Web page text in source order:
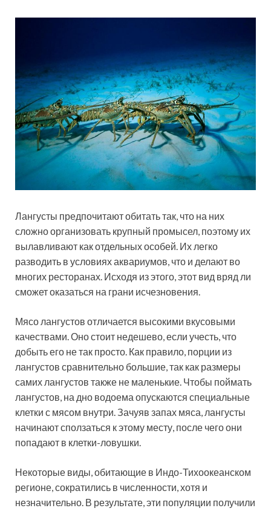
Лангусты предпочитают обитать так, что на них
сложно организовать крупный промысел, поэтому их
вылавливают как отдельных особей. Их легко
разводить в условиях аквариумов, что и делают во
многих ресторанах. Исходя из этого, этот вид вряд ли
сможет оказаться на грани исчезновения.
Мясо лангустов отличается высокими вкусовыми
качествами. Оно стоит недешево, если учесть, что
добыть его не так просто. Как правило, порции из
лангустов сравнительно большие, так как размеры
самих лангустов также не маленькие. Чтобы поймать
лангустов, на дно водоема опускаются специальные
клетки с мясом внутри. Зачуяв запах мяса, лангусты
начинают сползаться к этому месту, после чего они
попадают в клетки-ловушки.
Некоторые виды, обитающие в Индо-Тихоокеанском
регионе, сократились в численности, хотя и
незначительно. В результате, эти популяции получили